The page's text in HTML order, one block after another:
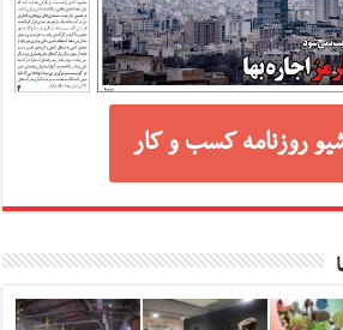
روزنامه کسب و کار